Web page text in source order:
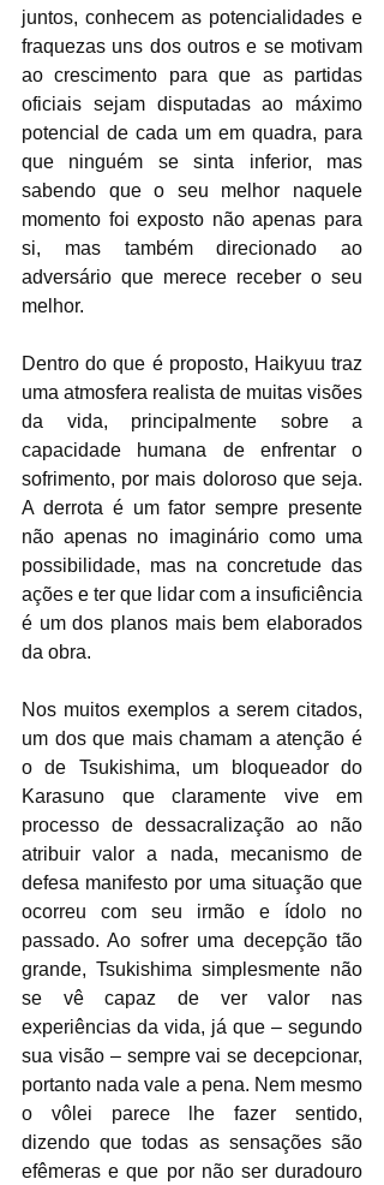
juntos, conhecem as potencialidades e
fraquezas uns dos outros e se motivam
ao crescimento para que as partidas
oficiais sejam disputadas ao máximo
potencial de cada um em quadra, para
que ninguém se sinta inferior, mas
sabendo que o seu melhor naquele
momento foi exposto não apenas para
si, mas também direcionado ao
adversário que merece receber o seu
melhor.
Dentro do que é proposto, Haikyuu traz
uma atmosfera realista de muitas visões
da vida, principalmente sobre a
capacidade humana de enfrentar o
sofrimento, por mais doloroso que seja.
A derrota é um fator sempre presente
não apenas no imaginário como uma
possibilidade, mas na concretude das
ações e ter que lidar com a insuficiência
é um dos planos mais bem elaborados
da obra.
Nos muitos exemplos a serem citados,
um dos que mais chamam a atenção é
o de Tsukishima, um bloqueador do
Karasuno que claramente vive em
processo de dessacralização ao não
atribuir valor a nada, mecanismo de
defesa manifesto por uma situação que
ocorreu com seu irmão e ídolo no
passado. Ao sofrer uma decepção tão
grande, Tsukishima simplesmente não
se vê capaz de ver valor nas
experiências da vida, já que – segundo
sua visão – sempre vai se decepcionar,
portanto nada vale a pena. Nem mesmo
o vôlei parece lhe fazer sentido,
dizendo que todas as sensações são
efêmeras e que por não ser duradouro